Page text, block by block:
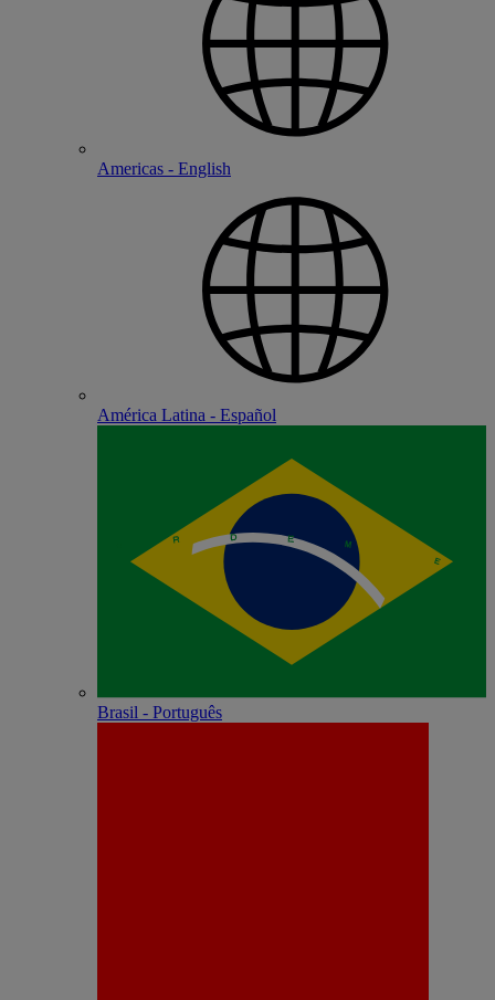
Americas - English
América Latina - Español
Brasil - Português